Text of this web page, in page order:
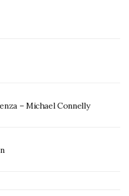
– Michael Connelly